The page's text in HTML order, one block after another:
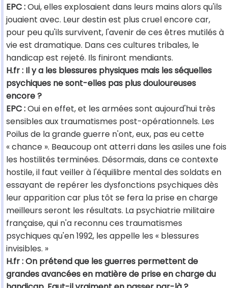
EPC :Oui, elles explosaient dans leurs mains alors qu'ils
jouaient avec. Leur destin est plus cruel encore car,
pour peu qu'ils survivent, l'avenir de ces êtres mutilés à
vie est dramatique. Dans ces cultures tribales, le
handicap est rejeté. Ils finiront mendiants.
H.fr : Il y a les blessures physiques mais les séquelles
psychiques ne sont-elles pas plus douloureuses
encore ?
EPC :Oui en effet, et les armées sont aujourd'hui très
sensibles aux traumatismes post-opérationnels. Les
Poilus de la grande guerre n'ont, eux, pas eu cette
« chance ». Beaucoup ont atterri dans les asiles une fois
les hostilités terminées. Désormais, dans ce contexte
hostile, il faut veiller à l'équilibre mental des soldats en
essayant de repérer les dysfonctions psychiques dès
leur apparition car plus tôt se fera la prise en charge
meilleurs seront les résultats. La psychiatrie militaire
française, qui n'a reconnu ces traumatismes
psychiques qu'en 1992, les appelle les « blessures
invisibles. »
H.fr : On prétend que les guerres permettent de
grandes avancées en matière de prise en charge du